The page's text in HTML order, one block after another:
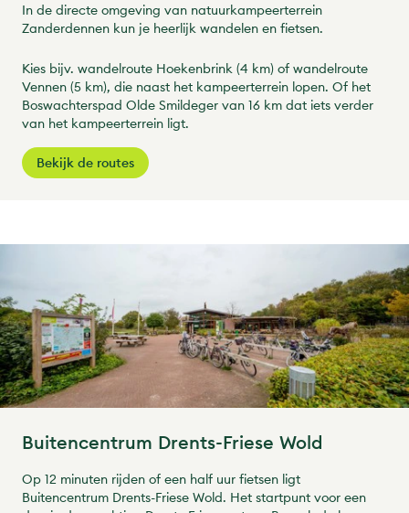
In de directe omgeving van natuurkampeerterrein
Zanderdennen kun je heerlijk wandelen en fietsen.
Kies bijv. wandelroute Hoekenbrink (4 km) of wandelroute
Vennen (5 km), die naast het kampeerterrein lopen. Of het
Boswachterspad Olde Smildeger van 16 km dat iets verder
van het kampeerterrein ligt.
Bekijk de routes
Buitencentrum Drents-Friese Wold
Op 12 minuten rijden of een half uur fietsen ligt
Buitencentrum Drents-Friese Wold. Het startpunt voor een